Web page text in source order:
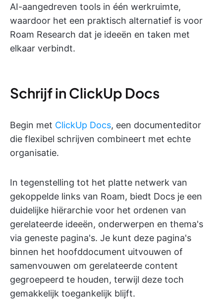
AI-aangedreven tools in één werkruimte,
waardoor het een praktisch alternatief is voor
Roam Research dat je ideeën en taken met
elkaar verbindt.
Schrijf in ClickUp Docs
Begin met ClickUp Docs, een documenteditor
die flexibel schrijven combineert met echte
organisatie.
In tegenstelling tot het platte netwerk van
gekoppelde links van Roam, biedt Docs je een
duidelijke hiërarchie voor het ordenen van
gerelateerde ideeën, onderwerpen en thema's
via geneste pagina's. Je kunt deze pagina's
binnen het hoofddocument uitvouwen of
samenvouwen om gerelateerde content
gegroepeerd te houden, terwijl deze toch
gemakkelijk toegankelijk blijft.